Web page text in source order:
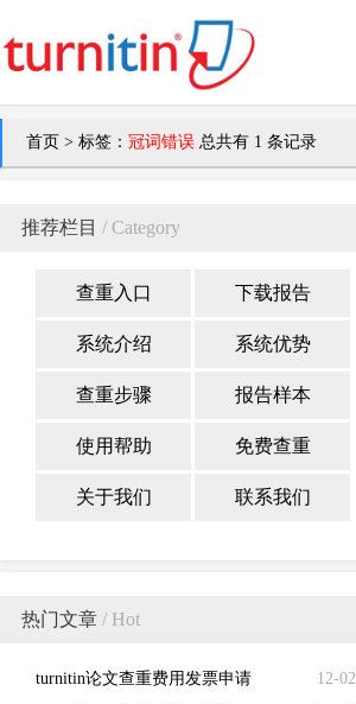
首页 > 标签： 冠词错误 总共有 1 条记录
推荐栏目 / Category
查重入口 下载报告
系统介绍 系统优势
查重步骤 报告样本
使用帮助 免费查重
关于我们 联系我们
热门文章 / Hot
12-02
turnitin论文查重费用发票申请